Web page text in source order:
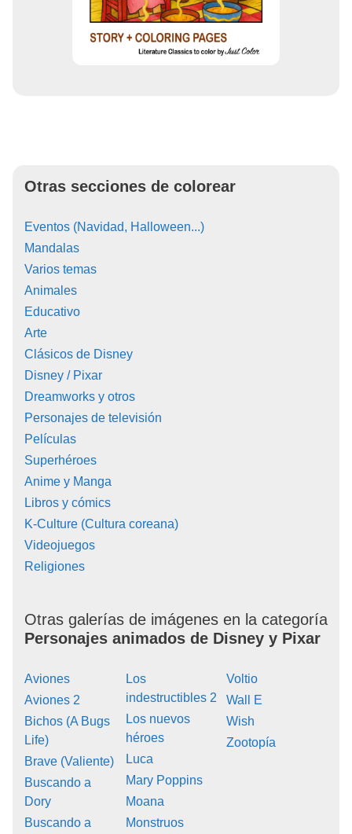
Otras secciones de colorear
Eventos (Navidad, Halloween...)
Mandalas
Varios temas
Animales
Educativo
Arte
Clásicos de Disney
Disney / Pixar
Dreamworks y otros
Personajes de televisión
Películas
Superhéroes
Anime y Manga
Libros y cómics
K-Culture (Cultura coreana)
Videojuegos
Religiones
Otras galerías de imágenes en la categoría
Personajes animados de Disney y Pixar
Aviones
Aviones 2
Bichos (A Bugs
Life)
Brave (Valiente)
Buscando a
Dory
Buscando a
Los
indestructibles 2
Los nuevos
héroes
Luca
Mary Poppins
Moana
Monstruos
Voltio
Wall E
Wish
Zootopía